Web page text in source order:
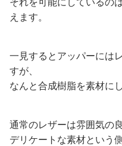
えます。
一見するとアッパーには
すが、
なんと合成樹脂を素材に
通常のレザーは雰囲気の
デリケートな素材という